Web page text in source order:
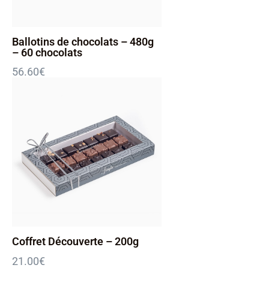
Ballotins de chocolats – 480g
– 60 chocolats
56.60€
Coffret Découverte – 200g
21.00€